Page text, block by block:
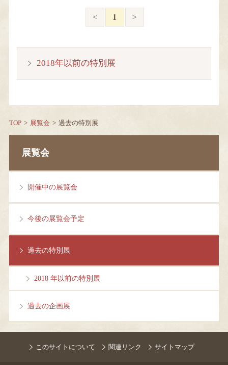
< 1 >
2018年以前の特別展
TOP 展覧会 過去の特別展
展覧会
開催中の展覧会
今後の展覧会予定
過去の特別展
2018 年以前の特別展
過去の企画展
このサイトについて 関連リンク サイトマップ